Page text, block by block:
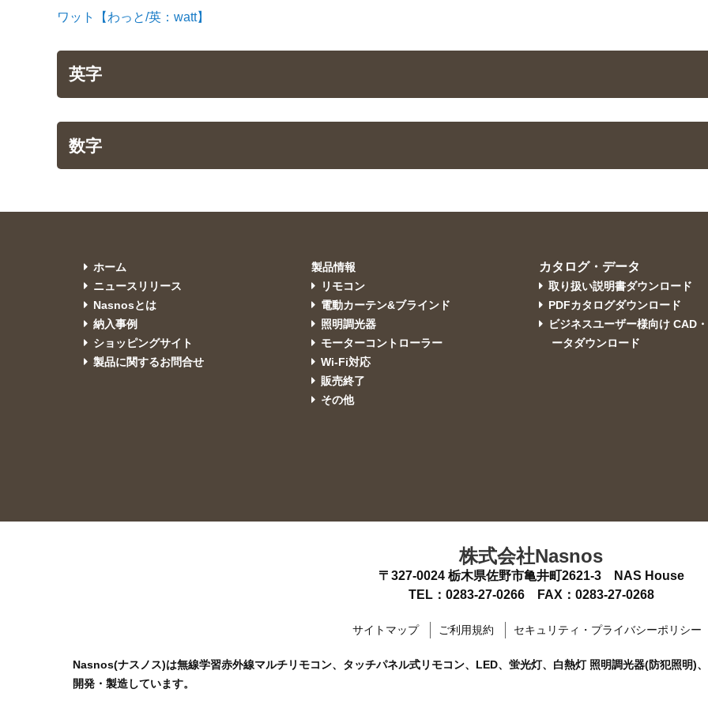
ワット【わっと/英：watt】
英字
数字
ホーム
ニュースリリース
Nasnosとは
納入事例
ショッピングサイト
製品に関するお問合せ
製品情報
リモコン
電動カーテン&ブラインド
照明調光器
モーターコントローラー
Wi-Fi対応
販売終了
その他
カタログ・データ
取り扱い説明書ダウンロード
PDFカタログダウンロード
ビジネスユーザー様向け CAD
ータダウンロード
株式会社Nasnos
〒327-0024 栃木県佐野市亀井町2621-3 NAS House
TEL： 0283-27-0266 FAX：0283-27-0268
サイトマップ ご利用規約 セキュリティ・プライバシーポリシー
Nasnos(ナスノス)は無線学習赤外線マルチリモコン、タッチパネル式リモコン、LED、蛍光灯、白熱灯 照明調光器(防犯照明)
開発・製造しています。